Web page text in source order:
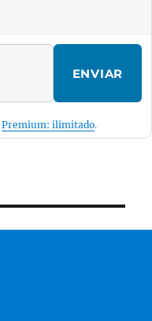
ENVIAR
Premium: ilimitado.